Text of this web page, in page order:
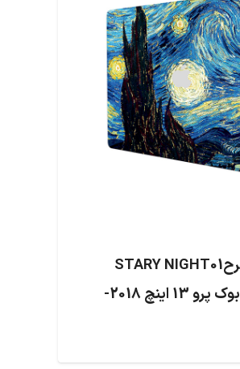
برچسب تزئینی طرحSTARY NIGHT01
مناسب برای مک بوک پرو 13 اینچ 2018-